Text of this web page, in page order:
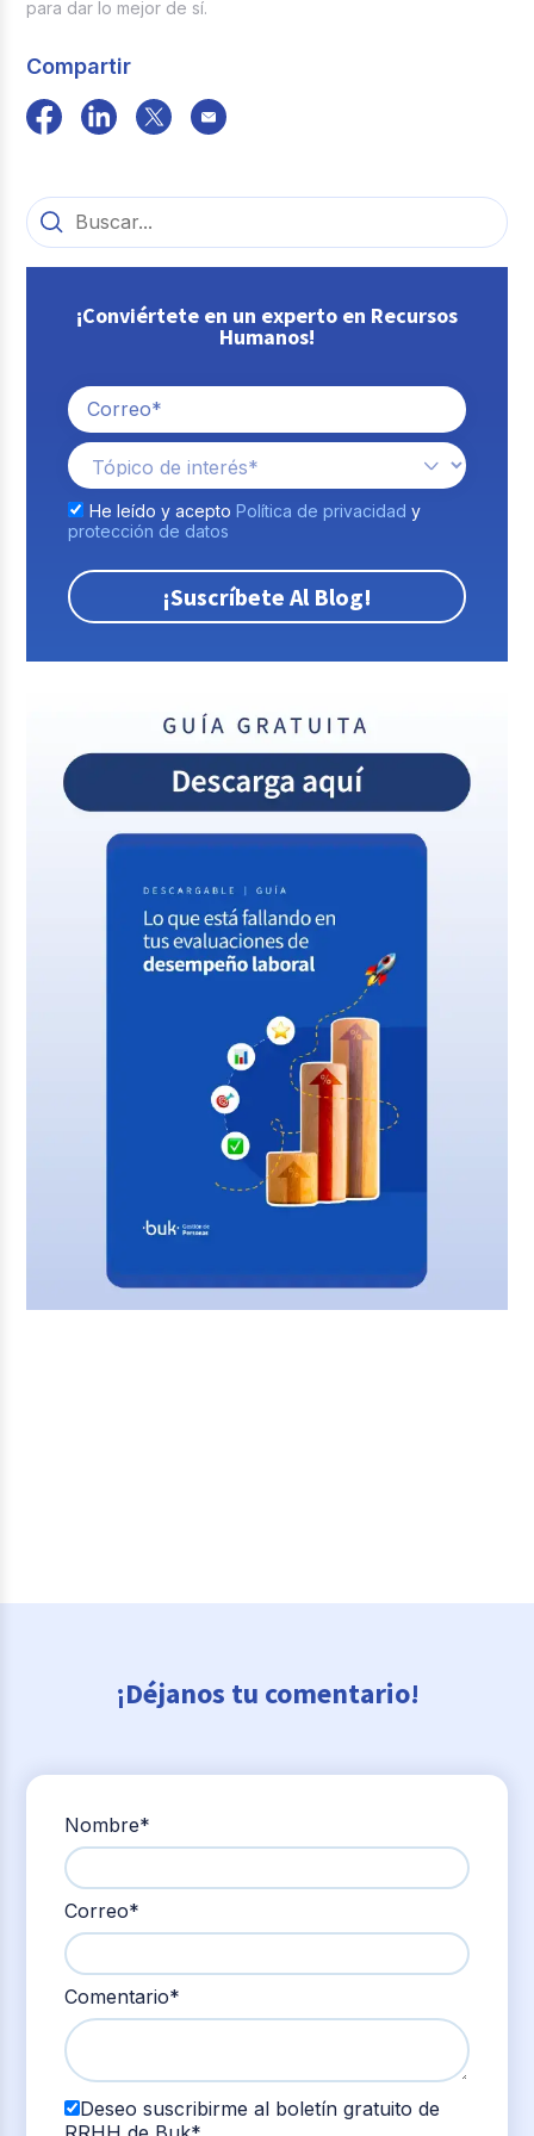
para dar lo mejor de sí.
Compartir
¡Conviértete en un experto en Recursos
Humanos!
He leído y acepto Política de privacidad y
protección de datos
¡Déjanos tu comentario!
Nombre*
Correo*
Comentario*
Deseo suscribirme al boletín gratuito de